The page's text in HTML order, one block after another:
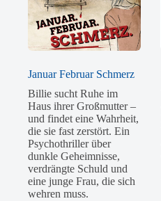
Januar Februar Schmerz
Billie sucht Ruhe im
Haus ihrer Großmutter –
und findet eine Wahrheit,
die sie fast zerstört. Ein
Psychothriller über
dunkle Geheimnisse,
verdrängte Schuld und
eine junge Frau, die sich
wehren muss.